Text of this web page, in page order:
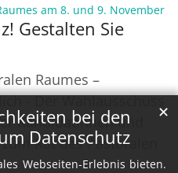
bei den
Datenschutz
Webseiten-Erlebnis bieten.
✕
am 8. und 9. November:
Gestalten Sie
Raumes –
- Der Wahlausschuss
Kandidatinnen und
Rat des Pastoralen